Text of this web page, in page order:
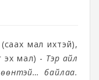
(саах мал ихтэй),
эх мал) - Тэр айл
байлаа.